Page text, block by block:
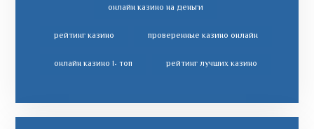
онлайн казино на деньги
проверенные казино онлайн
рейтинг казино
рейтинг лучших казино топ ١٠ онлайн казино